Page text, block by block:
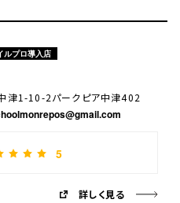
ルプロ導入店
1-10-2パークピア中津402
5
詳しく見る